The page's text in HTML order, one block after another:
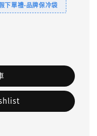
下單禮-品牌保冷袋